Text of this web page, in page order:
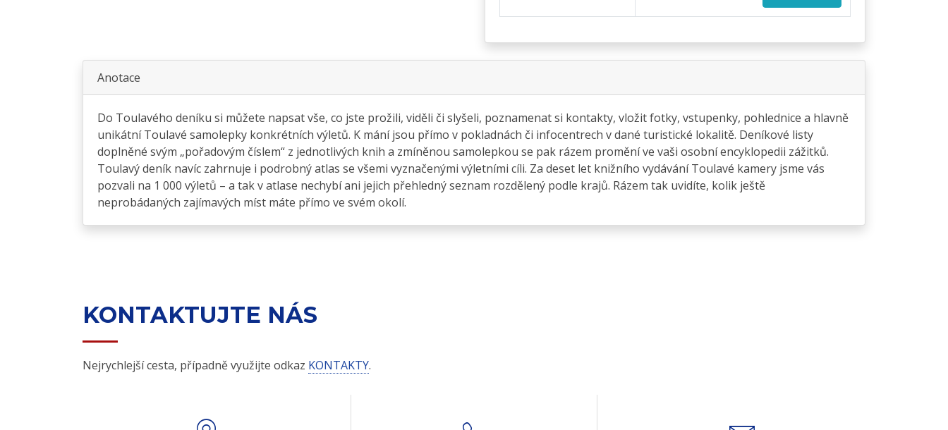
Anotace
Do Toulavého deníku si můžete napsat vše, co jste prožili, viděli či slyšeli, poznamenat si kontakty, vložit fotky, vstupenky, pohlednice a hlavně
unikátní Toulavé samolepky konkrétních výletů. K mání jsou přímo v pokladnách či infocentrech v dané turistické lokalitě. Deníkové listy
doplněné svým „pořadovým číslem“ z jednotlivých knih a zmíněnou samolepkou se pak rázem promění ve vaši osobní encyklopedii zážitků.
Toulavý deník navíc zahrnuje i podrobný atlas se všemi vyznačenými výletními cíli. Za deset let knižního vydávání Toulavé kamery jsme vás
pozvali na 1 000 výletů – a tak v atlase nechybí ani jejich přehledný seznam rozdělený podle krajů. Rázem tak uvidíte, kolik ještě
neprobádaných zajímavých míst máte přímo ve svém okolí.
KONTAKTUJTE NÁS
Nejrychlejší cesta, případně využijte odkaz KONTAKTY.